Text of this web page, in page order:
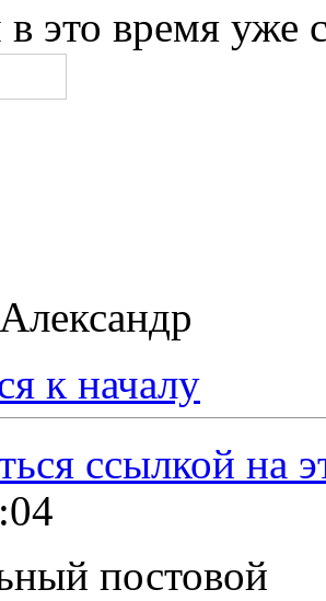
это время уже
Александр
к началу
постовой